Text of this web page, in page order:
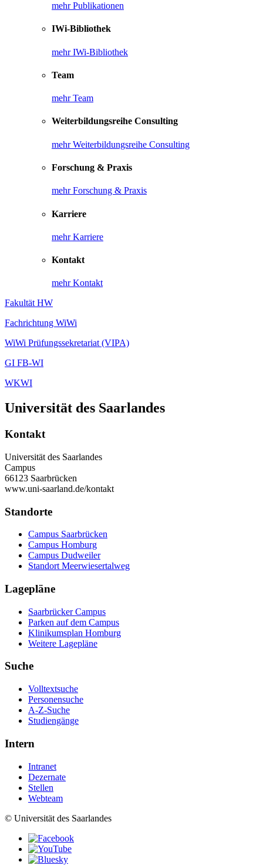
mehr Publikationen
IWi-Bibliothek
mehr IWi-Bibliothek
Team
mehr Team
Weiterbildungsreihe Consulting
mehr Weiterbildungsreihe Consulting
Forschung & Praxis
mehr Forschung & Praxis
Karriere
mehr Karriere
Kontakt
mehr Kontakt
Fakultät HW
Fachrichtung WiWi
WiWi Prüfungssekretariat (VIPA)
GI FB-WI
WKWI
Universität des Saarlandes
Kontakt
Universität des Saarlandes
Campus
66123 Saarbrücken
www.uni-saarland.de/kontakt
Standorte
Campus Saarbrücken
Campus Homburg
Campus Dudweiler
Standort Meerwiesertalweg
Lagepläne
Saarbrücker Campus
Parken auf dem Campus
Klinikumsplan Homburg
Weitere Lagepläne
Suche
Volltextsuche
Personensuche
A-Z-Suche
Studiengänge
Intern
Intranet
Dezernate
Stellen
Webteam
© Universität des Saarlandes